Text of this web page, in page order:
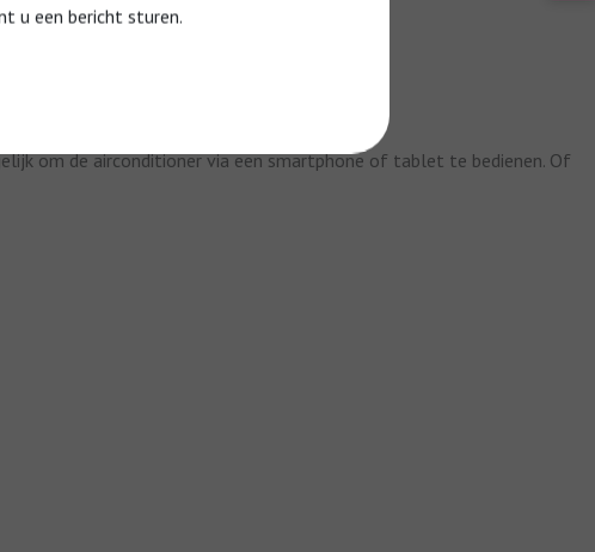
om de airconditioner via een smartphone of tablet te bedienen. Of
u een bericht sturen.